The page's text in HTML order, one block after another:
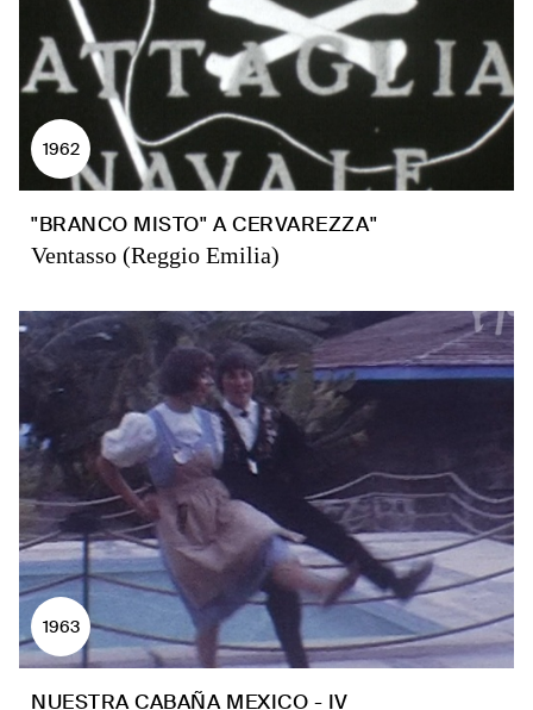
1962
"BRANCO MISTO" A CERVAREZZA"
Ventasso (Reggio Emilia)
1963
NUESTRA CABAÑA MEXICO - IV